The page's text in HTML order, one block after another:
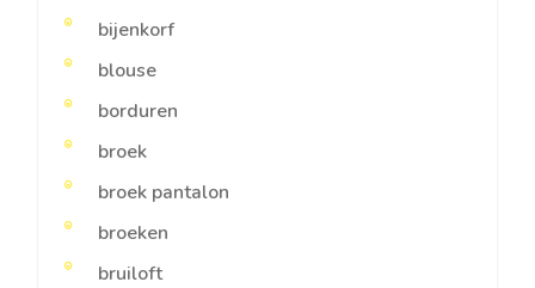
bijenkorf
blouse
borduren
broek
broek pantalon
broeken
bruiloft